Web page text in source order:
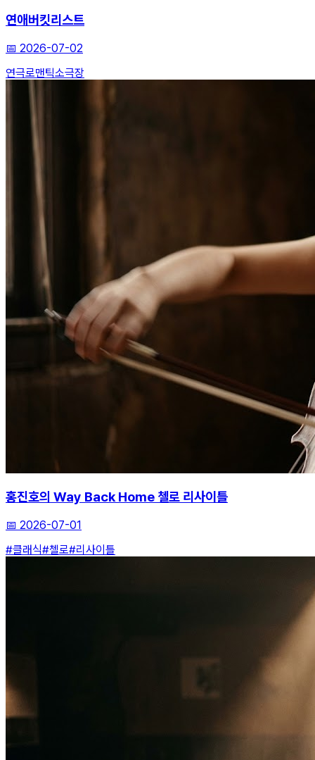
연애버킷리스트
📅 2026-07-02
연극로맨틱소극장
홍진호의 Way Back Home 첼로 리사이틀
📅 2026-07-01
#클래식#첼로#리사이틀